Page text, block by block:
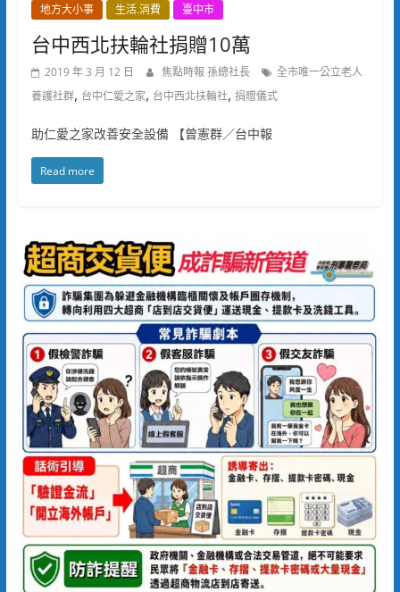
地方大小事 生活.消費 臺中市
台中西北扶輪社捐贈10萬
2019 年 3 月 12 日 焦點時報 孫總社長
全市唯一公立老人
養護社群, 台中仁愛之家, 台中西北扶輪社, 捐贈儀式
助仁愛之家改善安全設備 【曾憲群／台中報
Read more